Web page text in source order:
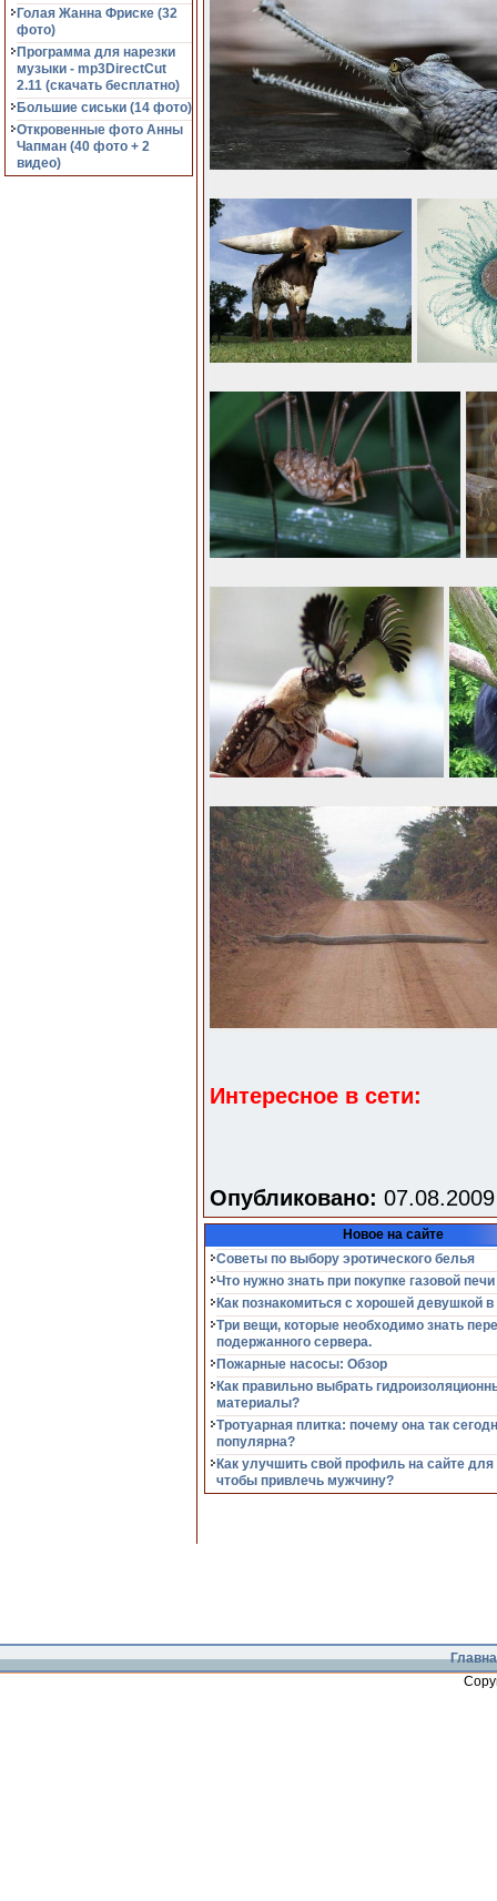
Голая Жанна Фриске (32
фото)
Программа для нарезки
музыки - mp3DirectCut
2.11 (cкачать бесплатно)
Большие сиськи (14 фото)
Откровенные фото Анны
Чапман (40 фото + 2
видео)
Интересное в сети:
Опубликовано:
Новое на сайте
Советы по выбору эротического белья
Что нужно знать при покупке газовой печи
Как познакомиться с хорошей девушкой в
Три вещи, которые необходимо знать
подержанного сервера.
Пожарные насосы: Обзор
Как правильно выбрать
материалы?
Тротуарная плитка: почему она так
популярна?
Как улучшить свой профиль на сайте для
чтобы привлечь мужчину?